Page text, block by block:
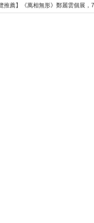
覽推薦】《萬相無形》鄭麗雲個展